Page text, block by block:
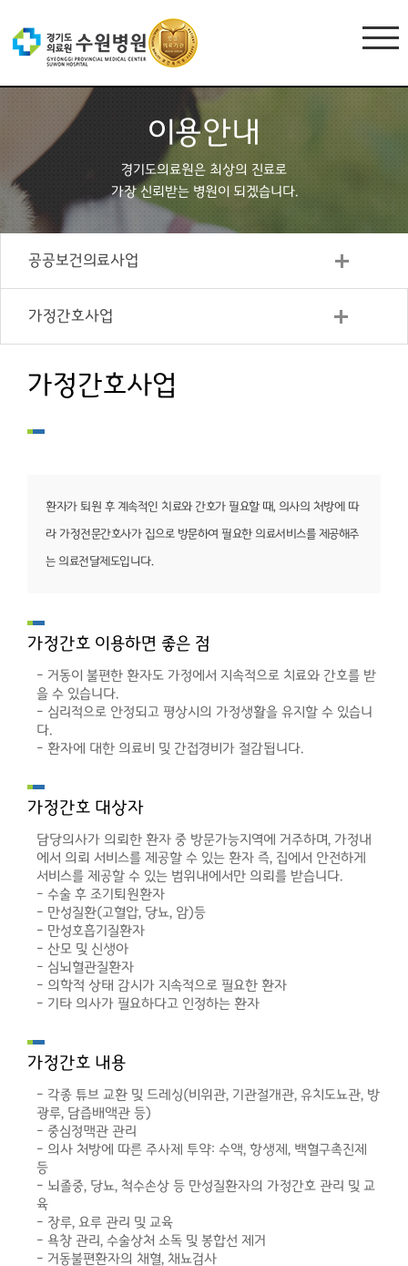
이용안내
경기도의료원은 최상의 진료로
가장 신뢰받는 병원이 되겠습니다.
공공보건의료사업
가정간호사업
가정간호사업
환자가 퇴원 후 계속적인 치료와 간호가 필요할 때,의사의 처방에 따
라 가정전문간호사가 집으로 방문하여 필요한 의료서비스를 제공해주
는 의료전달제도입니다.
가정간호 이용하면 좋은 점
- 거동이 불편한 환자도 가정에서 지속적으로 치료와 간호를 받
을 수 있습니다.
- 심리적으로 안정되고 평상시의 가정생활을 유지할 수 있습니
다.
- 환자에 대한 의료비 및 간접경비가 절감됩니다.
가정간호 대상자
담당의사가 의뢰한 환자 중 방문가능지역에 거주하며, 가정내
에서 의뢰 서비스를 제공할 수 있는 환자 즉, 집에서 안전하게
서비스를 제공할 수 있는 범위내에서만 의뢰를 받습니다.
- 수술 후 조기퇴원환자
- 만성질환(고혈압, 당뇨, 암)등
- 만성호흡기질환자
- 산모 및 신생아
- 심뇌혈관질환자
- 의학적 상태 감시가 지속적으로 필요한 환자
- 기타 의사가 필요하다고 인정하는 환자
가정간호 내용
- 각종 튜브 교환 및 드레싱(비위관, 기관절개관, 유치도뇨관, 방
광루, 담즙배액관 등)
- 중심정맥관 관리
- 의사 처방에 따른 주사제 투약: 수액, 항생제, 백혈구촉진제
등
- 뇌졸중, 당뇨, 척수손상 등 만성질환자의 가정간호 관리 및 교
육
- 장루, 요루 관리 및 교육
- 욕창 관리, 수술상처 소독 및 봉합선 제거
- 거동불편환자의 채혈, 채뇨검사